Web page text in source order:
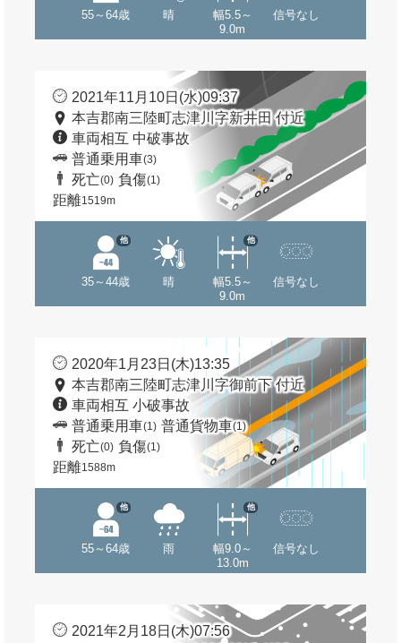
55～64歳 晴
幅5.5～
9.0m
信号なし
2021年11月10日(水)09:37
本吉郡南三陸町志津川字新井田 付近
車両相互 中破事故
普通乗用車(3)
死亡(0) 負傷(1)
距離1519m
35～44歳
他
晴
幅5.5～
9.0m
他
信号なし
2020年1月23日(木)13:35
本吉郡南三陸町志津川字御前下 付近
車両相互 小破事故
普通乗用車(1) 普通貨物車(1)
死亡(0) 負傷(1)
距離1588m
55～64歳
他
雨
幅9.0～
13.0m
他
信号なし
2021年2月18日(木)07:56